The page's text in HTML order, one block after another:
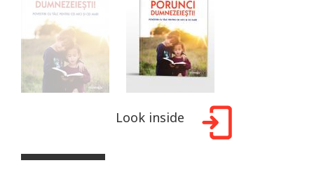
Look inside